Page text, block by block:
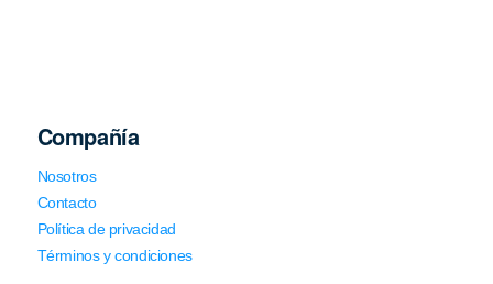
Compañía
Nosotros
Contacto
Política de privacidad
Términos y condiciones